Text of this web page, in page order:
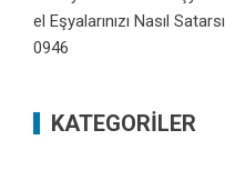
el Eşyalarınızı Nasıl
0946
KATEGORILER